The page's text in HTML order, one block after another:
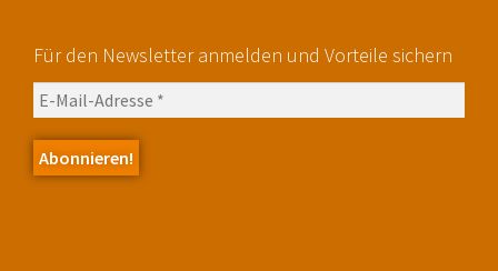
Für den Newsletter anmelden und Vorteile sichern